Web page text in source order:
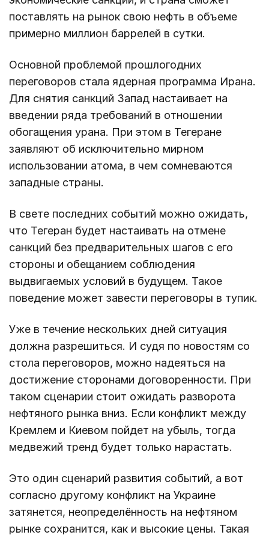
поставлять на рынок свою нефть в объеме
примерно миллион баррелей в сутки.
Основной проблемой прошлогодних
переговоров стала ядерная программа Ирана.
Для снятия санкций Запад настаивает на
введении ряда требований в отношении
обогащения урана. При этом в Тегеране
заявляют об исключительно мирном
использовании атома, в чем сомневаются
западные страны.
В свете последних событий можно ожидать,
что Тегеран будет настаивать на отмене
санкций без предварительных шагов с его
стороны и обещанием соблюдения
выдвигаемых условий в будущем. Такое
поведение может завести переговоры в тупик.
Уже в течение нескольких дней ситуация
должна разрешиться. И судя по новостям со
стола переговоров, можно надеяться на
достижение сторонами договоренности. При
таком сценарии стоит ожидать разворота
нефтяного рынка вниз. Если конфликт между
Кремлем и Киевом пойдет на убыль, тогда
медвежий тренд будет только нарастать.
Это один сценарий развития событий, а вот
согласно другому конфликт на Украине
затянется, неопределённость на нефтяном
рынке сохранится, как и высокие цены. Такая